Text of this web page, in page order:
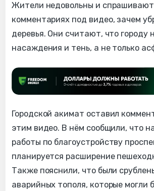
Жители недовольны и
комментариях под видео, зачем
деревья. Они считают, что городу
насаждения и тень, а не только
Городской акимат оставил
этим видео. В нём сообщили, что
работы по благоустройству
планируется расширение
Также пояснили, что были
аварийных тополя, которые могли